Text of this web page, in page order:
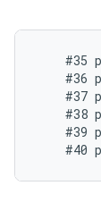
#35
#36
#37
#38
#39